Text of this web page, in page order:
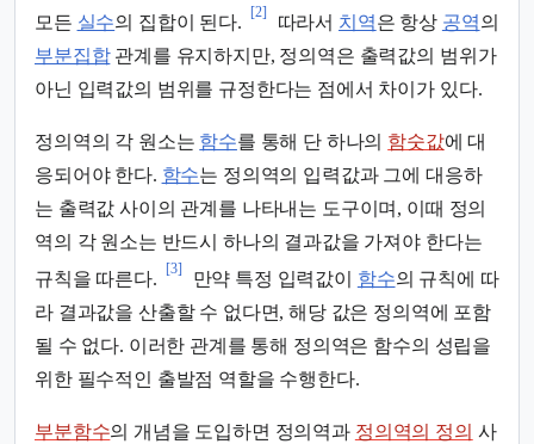
모든 실수의 집합이 된다.
[2]
따라서 치역은 항상 공역의
부분집합관계를 유지하지만, 정의역은 출력값의 범위가
아닌 입력값의 범위를 규정한다는 점에서 차이가 있다.
정의역의 각 원소는 함수를 통해 단 하나의 함숫값에 대
응되어야 한다. 함수는 정의역의 입력값과 그에 대응하
는 출력값 사이의 관계를 나타내는 도구이며, 이때 정의
역의 각 원소는 반드시 하나의 결과값을 가져야 한다는
규칙을 따른다.
[3]
만약 특정 입력값이 함수의 규칙에 따
라 결과값을 산출할 수 없다면, 해당 값은 정의역에 포함
될 수 없다. 이러한 관계를 통해 정의역은 함수의 성립을
위한 필수적인 출발점 역할을 수행한다.
부분함수의 개념을 도입하면 정의역과 정의역의 정의 사